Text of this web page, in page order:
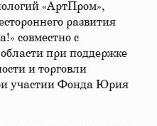
«АртПром»,
развития
совместно с
при поддержке
и торговли
участии Фонда Юрия